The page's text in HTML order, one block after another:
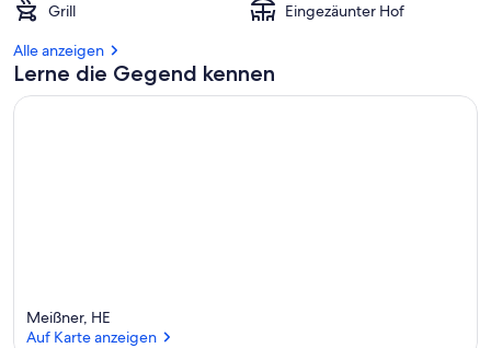
Grill
Eingezäunter Hof
Alle anzeigen
Lerne die Gegend kennen
Meißner, HE
Auf Karte anzeigen